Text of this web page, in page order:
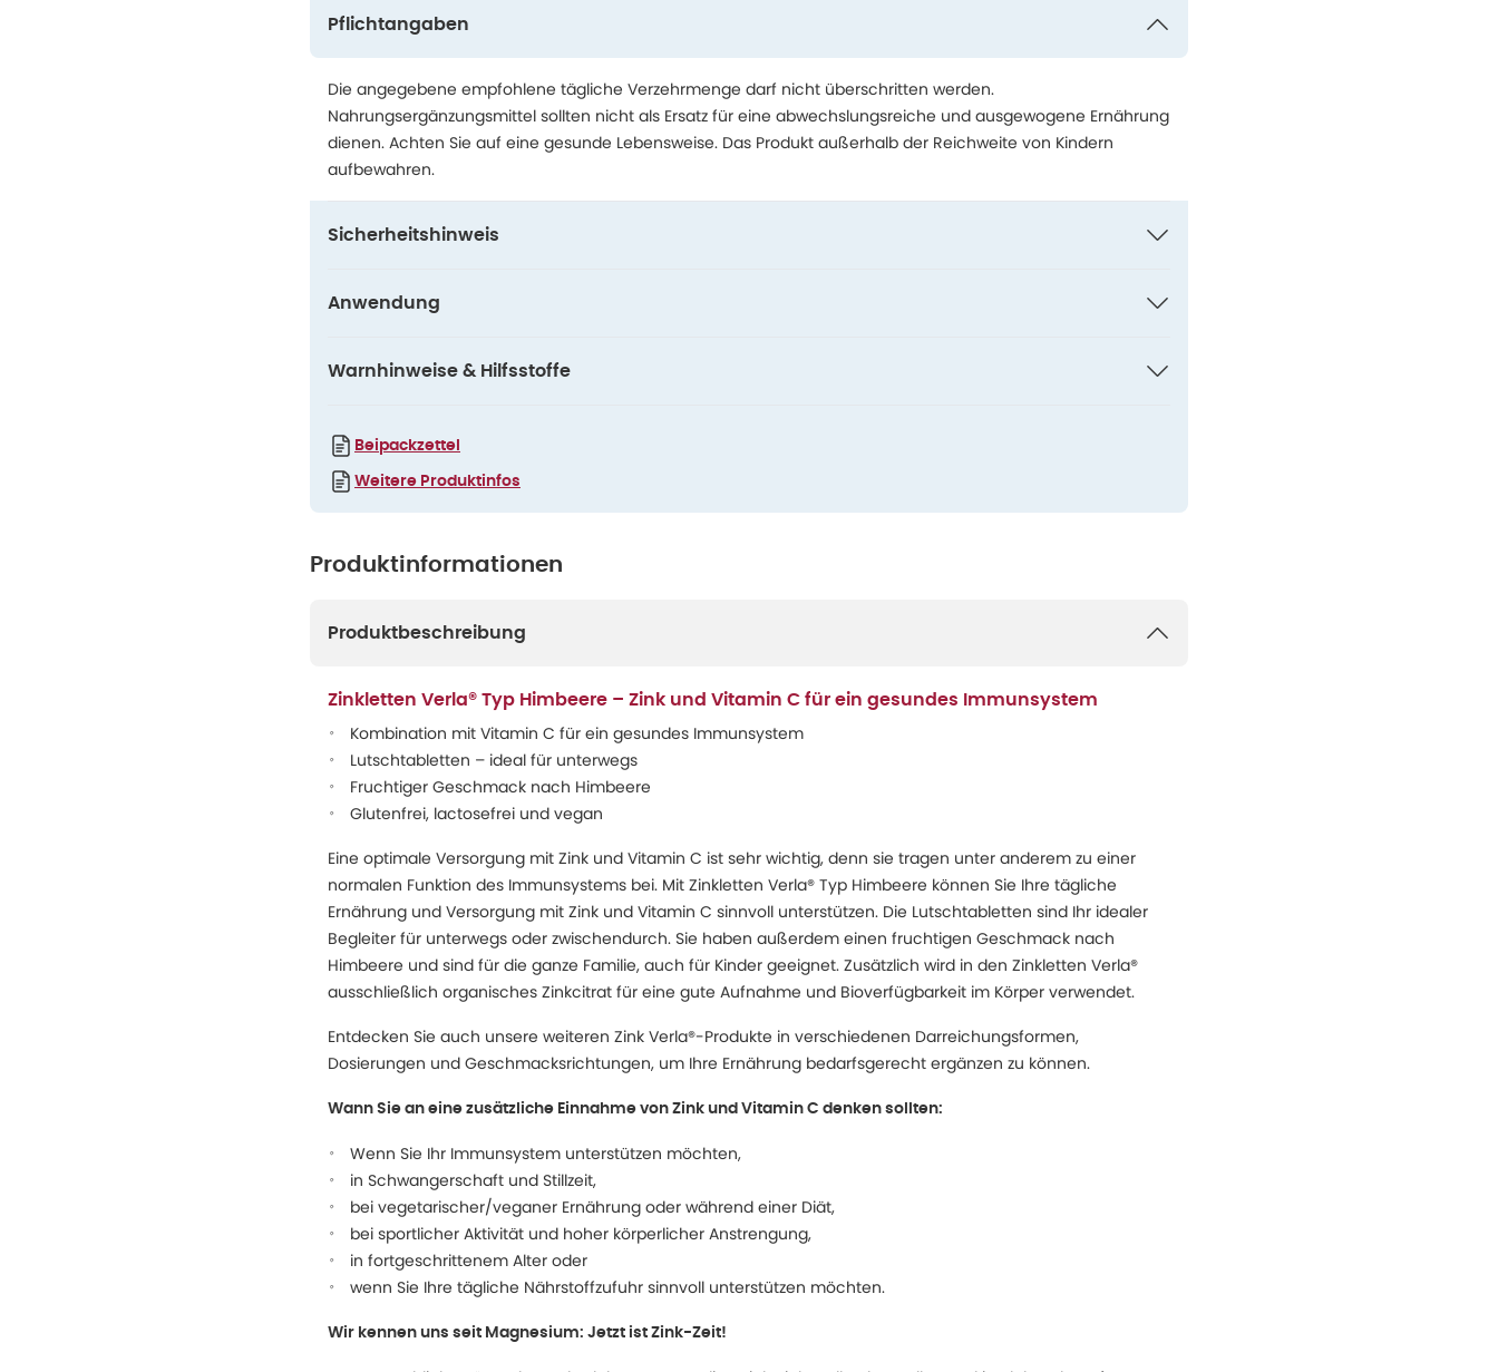
Pflichtangaben
Die angegebene empfohlene tägliche Verzehrmenge darf nicht überschritten werden.
Nahrungsergänzungsmittel sollten nicht als Ersatz für eine abwechslungsreiche und ausgewogene Ernährung
dienen. Achten Sie auf eine gesunde Lebensweise. Das Produkt außerhalb der Reichweite von Kindern
aufbewahren.
Sicherheitshinweis
Anwendung
Warnhinweise & Hilfsstoffe
Beipackzettel
Weitere Produktinfos
Produktinformationen
Produktbeschreibung
Zinkletten Verla® Typ Himbeere – Zink und Vitamin C für ein gesundes Immunsystem
Kombination mit Vitamin C für ein gesundes Immunsystem
Lutschtabletten – ideal für unterwegs
Fruchtiger Geschmack nach Himbeere
Glutenfrei, lactosefrei und vegan
Eine optimale Versorgung mit Zink und Vitamin C ist sehr wichtig, denn sie tragen unter anderem zu einer
normalen Funktion des Immunsystems bei. Mit Zinkletten Verla® Typ Himbeere können Sie Ihre tägliche
Ernährung und Versorgung mit Zink und Vitamin C sinnvoll unterstützen. Die Lutschtabletten sind Ihr idealer
Begleiter für unterwegs oder zwischendurch. Sie haben außerdem einen fruchtigen Geschmack nach
Himbeere und sind für die ganze Familie, auch für Kinder geeignet. Zusätzlich wird in den Zinkletten Verla®
ausschließlich organisches Zinkcitrat für eine gute Aufnahme und Bioverfügbarkeit im Körper verwendet.
Entdecken Sie auch unsere weiteren Zink Verla®-Produkte in verschiedenen Darreichungsformen,
Dosierungen und Geschmacksrichtungen, um Ihre Ernährung bedarfsgerecht ergänzen zu können.
Wann Sie an eine zusätzliche Einnahme von Zink und Vitamin C denken sollten:
Wenn Sie Ihr Immunsystem unterstützen möchten,
in Schwangerschaft und Stillzeit,
bei vegetarischer/veganer Ernährung oder während einer Diät,
bei sportlicher Aktivität und hoher körperlicher Anstrengung,
in fortgeschrittenem Alter oder
wenn Sie Ihre tägliche Nährstoffzufuhr sinnvoll unterstützen möchten.
Wir kennen uns seit Magnesium: Jetzt ist Zink-Zeit!